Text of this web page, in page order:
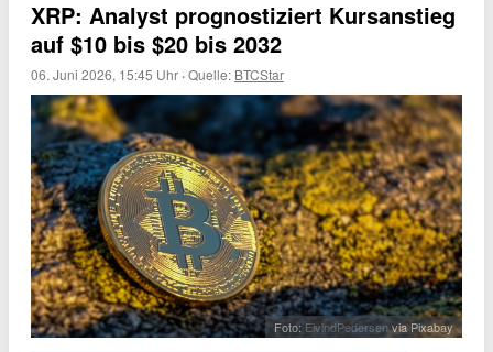
XRP: Analyst prognostiziert Kursanstieg
auf $10 bis $20 bis 2032
06. Juni 2026, 15:45 Uhr ·Quelle: BTCStar
Foto: EivindPedersenvia Pixabay